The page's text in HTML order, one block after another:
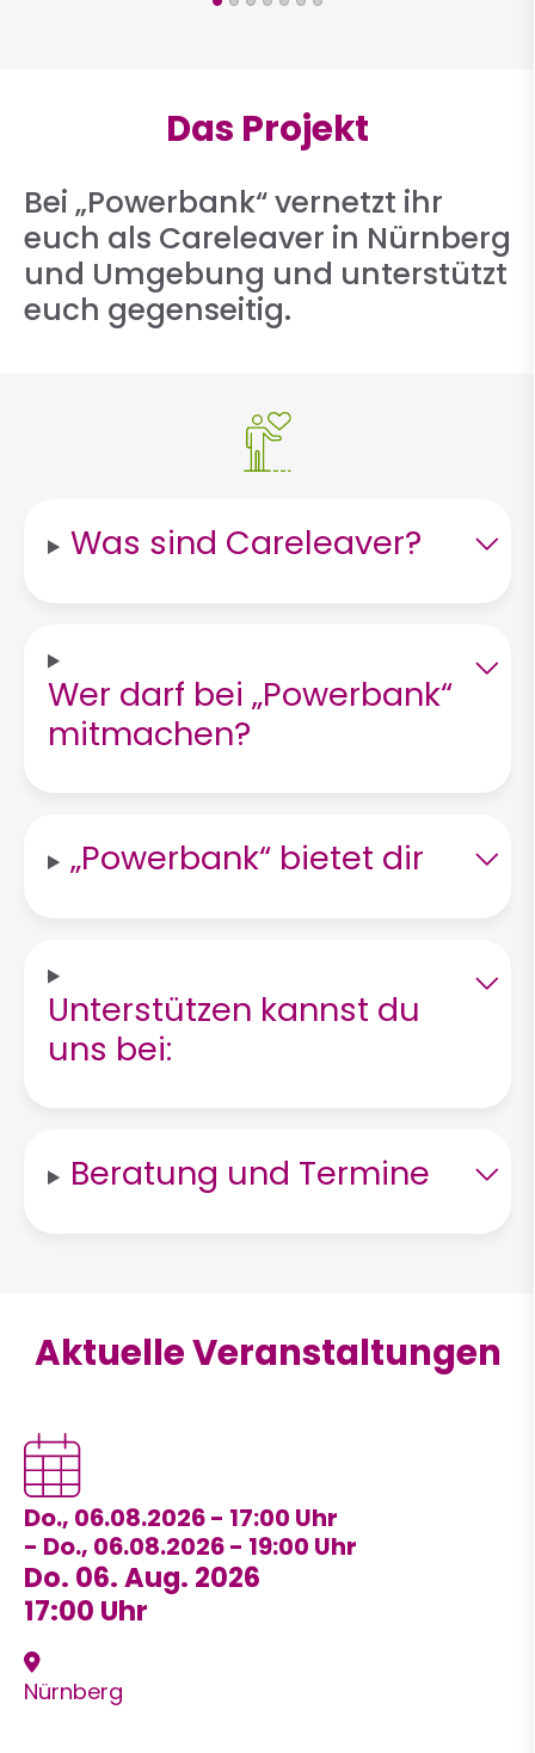
Das Projekt
Bei „Powerbank“ vernetzt ihr
euch als Careleaver in Nürnberg
und Umgebung und unterstützt
euch gegenseitig.
Was sind Careleaver?
Wer darf bei „Powerbank“
mitmachen?
„Powerbank“ bietet dir
Unterstützen kannst du
uns bei:
Beratung und Termine
Aktuelle Veranstaltungen
Do., 06.08.2026 - 17:00
- Do., 06.08.2026 - 19:00
Do. 06. Aug. 2026
17:00 Uhr
Nürnberg